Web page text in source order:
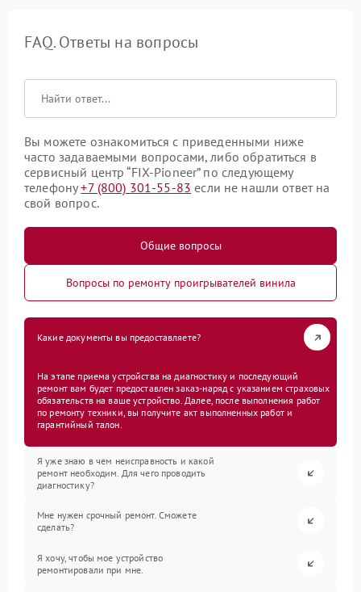
FAQ. Ответы на вопросы
Вы можете ознакомиться с приведенными ниже
часто задаваемыми вопросами, либо обратиться в
сервисный центр “FIX-Pioneer” по следующему
телефону+7 (800) 301-55-83 если не нашли ответ на
свой вопрос.
Общие вопросы
Вопросы по ремонту проигрывателей винила
Какие документы вы предоставляете?
На этапе приема устройства на диагностику и последующий
ремонт вам будет предоставлен заказ-наряд с указанием страховых
обязательств на ваше устройство. Далее, после выполнения работ
по ремонту техники, вы получите акт выполненных работ и
гарантийный талон.
Я уже знаю в чем неисправность и какой
ремонт необходим. Для чего проводить
диагностику?
Мне нужен срочный ремонт. Сможете
сделать?
Я хочу, чтобы мое устройство
ремонтировали при мне.